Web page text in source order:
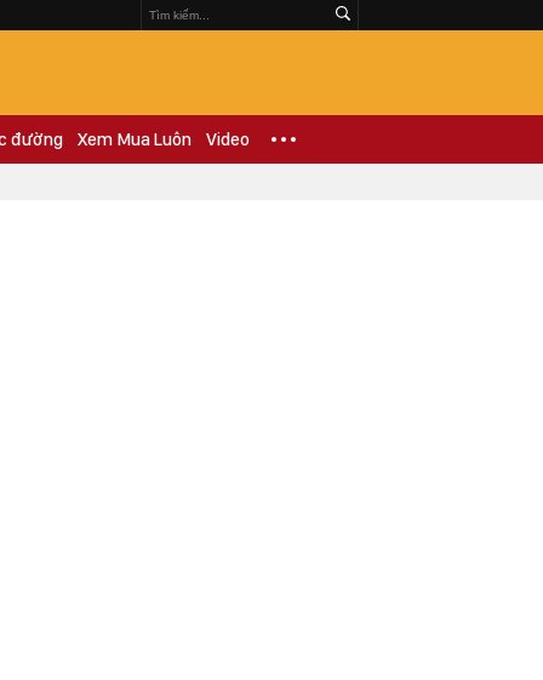
đường Xem Mua Luôn Video